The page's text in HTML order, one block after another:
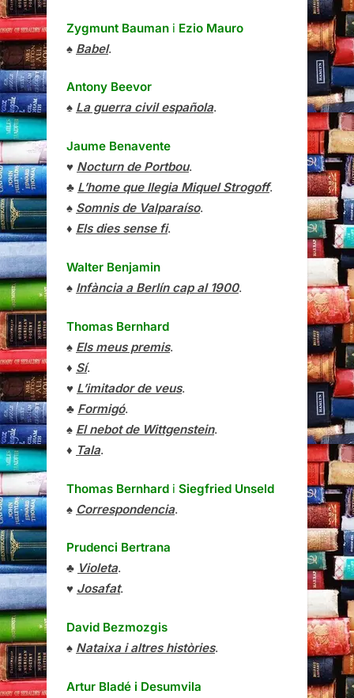
Zygmunt Bauman i Ezio Mauro
♠ Babel.
Antony Beevor
♠ La guerra civil española.
Jaume Benavente
♥ Nocturn de Portbou.
♣ L’home que llegia Miquel Strogoff.
♠ Somnis de Valparaíso.
♦ Els dies sense fi.
Walter Benjamin
♠ Infància a Berlín cap al 1900.
Thomas Bernhard
♠ Els meus premis.
♦ Sí.
♥ L’imitador de veus.
♣ Formigó.
♠ El nebot de Wittgenstein.
♦ Tala.
Thomas Bernhard i Siegfried Unseld
♠ Correspondencia.
Prudenci Bertrana
♣ Violeta.
♥ Josafat.
David Bezmozgis
♠ Nataixa i altres històries.
Artur Bladé i Desumvila